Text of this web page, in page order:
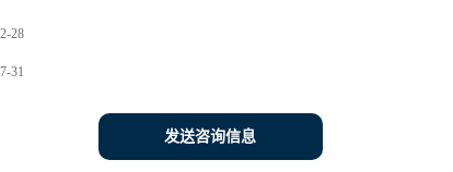
28
31
发送咨询信息